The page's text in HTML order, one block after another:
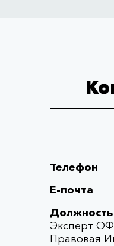
Телефон
Е-почта
Должность
Эксперт
Правовая